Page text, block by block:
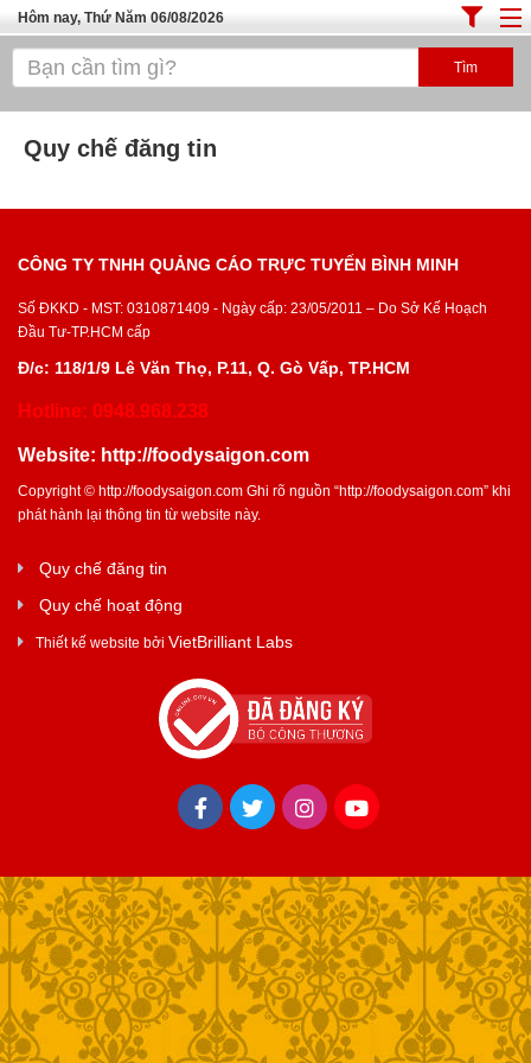
Hôm nay, Thứ Năm 06/08/2026
Trang chủ
Cafe - Kem- Trà Sữa
Quy chế đăng tin
CÔNG TY TNHH QUẢNG CÁO TRỰC TUYẾN BÌNH MINH
Số ĐKKD - MST: 0310871409 - Ngày cấp: 23/05/2011 – Do Sở Kế Hoạch
Đầu Tư-TP.HCM cấp
Đ/c: 118/1/9 Lê Văn Thọ, P.11, Q. Gò Vấp, TP.HCM
Hotline: 0948.968.238
Website: http://foodysaigon.com
Copyright © http://foodysaigon.com Ghi rõ nguồn “http://foodysaigon.com” khi
phát hành lại thông tin từ website này.
Quy chế đăng tin
Quy chế hoạt động
Thiết kế website bởi VietBrilliant Labs